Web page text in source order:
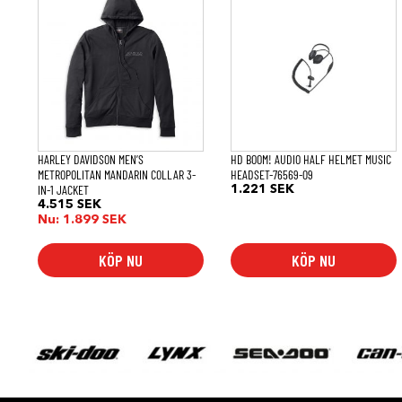
HARLEY DAVIDSON MEN’S
METROPOLITAN MANDARIN COLLAR 3-
IN-1 JACKET
4.515 SEK
Nu: 1.899 SEK
KÖP NU
produkten
varianter.
olika
alternativen
väljas
på
produktsidan
HD BOOM! AUDIO HALF HELMET MUSIC
HEADSET-76569-09
1.221SEK
KÖP NU